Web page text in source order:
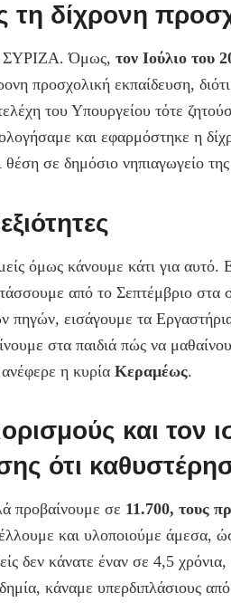
τη δίχρονη
ΣΥΡΙΖΑ. Όμως, τον Ιούλιο του
προσχολική εκπαίδευση,
του Υπουργείου τότε
και εφαρμόστηκε η
θέση σε δημόσιο νηπιαγωγείο
όμως κάνουμε κάτι για αυτό.
από το Σεπτέμβριο
εισάγουμε τα
στα παιδιά πώς να
η κυρία Κεραμέως.
και τον
ότι
προβαίνουμε σε 11.700, τους
και υλοποιούμε άμεσα,
δεν κάνατε έναν σε 4,5
κάναμε υπερδιπλάσιους